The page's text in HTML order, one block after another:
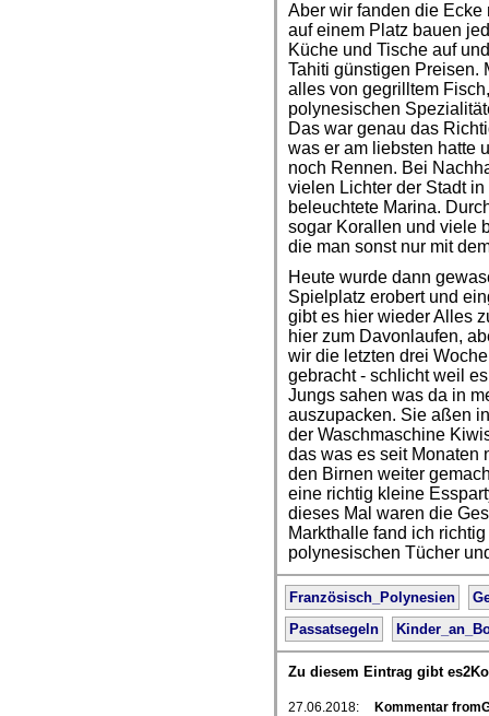
Aber wir fanden die Ecke
auf einem Platz bauen
Küche und Tische auf
Tahiti günstigen Preisen.
alles von gegrilltem
polynesischen
Das war genau das
was er am liebsten hatte
noch Rennen. Bei
vielen Lichter der Stadt
beleuchtete Marina.
sogar Korallen und viele
die man sonst nur mit
Heute wurde dann
Spielplatz erobert und
gibt es hier wieder Alles
hier zum Davonlaufen,
wir die letzten drei
gebracht - schlicht weil
Jungs sahen was da in
auszupacken. Sie aßen
der Waschmaschine
das was es seit Monaten
den Birnen weiter
eine richtig kleine
dieses Mal waren die
Markthalle fand ich
polynesischen Tücher
Französisch_Polynesien
Passatsegeln
Zu diesem Eintrag gibt
27.06.2018:
Kommentar